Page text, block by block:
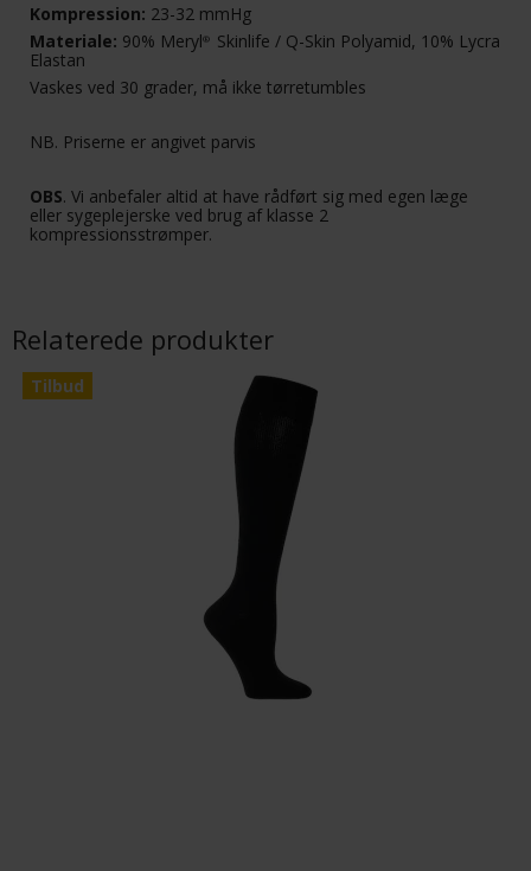
Kompression: 23-32 mmHg
Materiale: 90% Meryl®
Skinlife / Q-Skin Polyamid, 10% Lycra
Elastan
Vaskes ved 30 grader, må ikke tørretumbles
NB. Priserne er angivet parvis
OBS. Vi anbefaler altid at have rådført sig med egen læge
eller sygeplejerske ved brug af klasse 2
kompressionsstrømper.
Relaterede produkter
Tilbud